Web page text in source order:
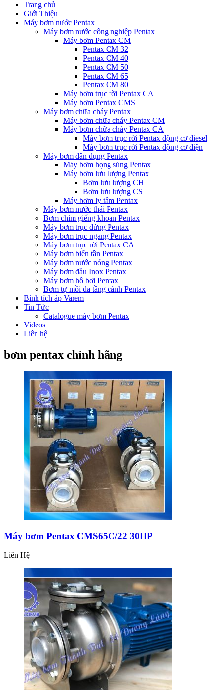
Trang chủ
Giới Thiệu
Máy bơm nước Pentax
Máy bơm nước công nghiệp Pentax
Máy bơm Pentax CM
Pentax CM 32
Pentax CM 40
Pentax CM 50
Pentax CM 65
Pentax CM 80
Máy bơm trục rời Pentax CA
Máy bơm Pentax CMS
Máy bơm chữa cháy Pentax
Máy bơm chữa cháy Pentax CM
Máy bơm chữa cháy Pentax CA
Máy bơm trục rời Pentax động cơ diesel
Máy bơm trục rời Pentax động cơ điện
Máy bơm dân dụng Pentax
Máy bơm họng súng Pentax
Máy bơm lưu lượng Pentax
Bơm lưu lượng CH
Bơm lưu lượng CS
Máy bơm ly tâm Pentax
Máy bơm nước thải Pentax
Bơm chìm giếng khoan Pentax
Máy bơm trục đứng Pentax
Máy bơm trục ngang Pentax
Máy bơm trục rời Pentax CA
Máy bơm biến tần Pentax
Máy bơm nước nóng Pentax
Máy bơm đầu Inox Pentax
Máy bơm hồ bơi Pentax
Bơm tự mồi đa tầng cánh Pentax
Bình tích áp Varem
Tin Tức
Catalogue máy bơm Pentax
Videos
Liên hệ
bơm pentax chính hãng
Máy bơm Pentax CMS65C/22 30HP
Liên Hệ